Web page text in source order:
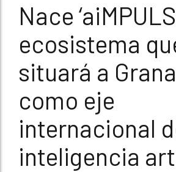
Nace
ecosistema
situará a
como eje
internacional
inteligencia